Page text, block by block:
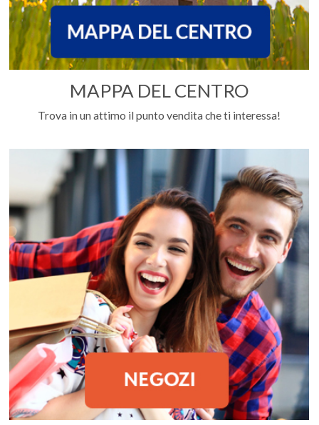
MAPPA DEL CENTRO
Trova in un attimo il punto vendita che ti interessa!